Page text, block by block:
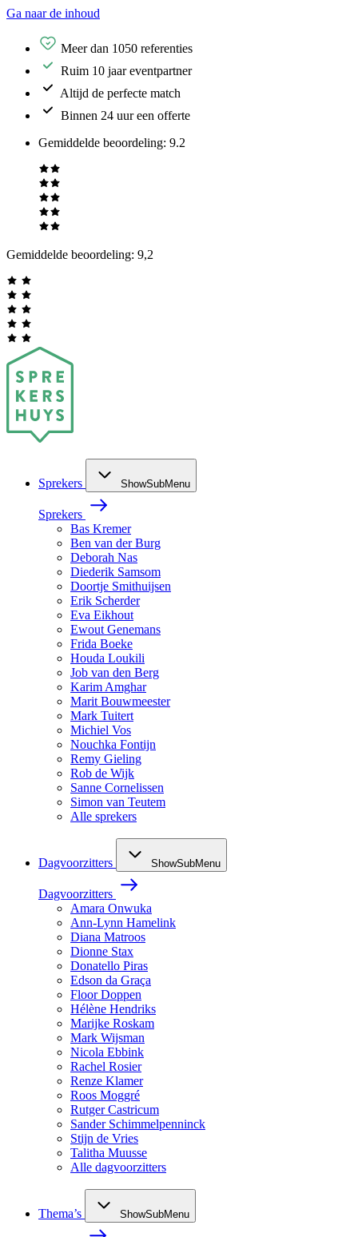
Ga naar de inhoud
Meer dan 1050 referenties
Ruim 10 jaar eventpartner
Altijd de perfecte match
Binnen 24 uur een offerte
Gemiddelde beoordeling: 9.2
Gemiddelde beoordeling: 9,2
Sprekers ShowSubMenu
Sprekers
Bas Kremer
Ben van der Burg
Deborah Nas
Diederik Samsom
Doortje Smithuijsen
Erik Scherder
Eva Eikhout
Ewout Genemans
Frida Boeke
Houda Loukili
Job van den Berg
Karim Amghar
Marit Bouwmeester
Mark Tuitert
Michiel Vos
Nouchka Fontijn
Remy Gieling
Rob de Wijk
Sanne Cornelissen
Simon van Teutem
Alle sprekers
Dagvoorzitters ShowSubMenu
Dagvoorzitters
Amara Onwuka
Ann-Lynn Hamelink
Diana Matroos
Dionne Stax
Donatello Piras
Edson da Graça
Floor Doppen
Hélène Hendriks
Marijke Roskam
Mark Wijsman
Nicola Ebbink
Rachel Rosier
Renze Klamer
Roos Moggré
Rutger Castricum
Sander Schimmelpenninck
Stijn de Vries
Talitha Muusse
Alle dagvoorzitters
Thema’s ShowSubMenu